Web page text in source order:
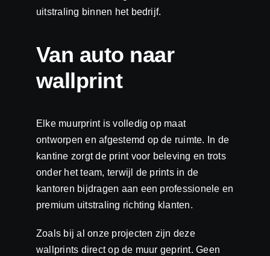
uitstraling binnen het bedrijf.
Van auto naar
wallprint
Elke muurprint is volledig op maat
ontworpen en afgestemd op de ruimte. In de
kantine zorgt de print voor beleving en trots
onder het team, terwijl de prints in de
kantoren bijdragen aan een professionele en
premium uitstraling richting klanten.
Zoals bij al onze projecten zijn deze
wallprints direct op de muur geprint. Geen